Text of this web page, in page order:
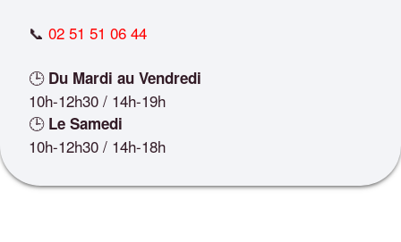
📞 02 51 51 06 44
🕒 Du Mardi au Vendredi
10h-12h30 / 14h-19h
🕒 Le Samedi
10h-12h30 / 14h-18h